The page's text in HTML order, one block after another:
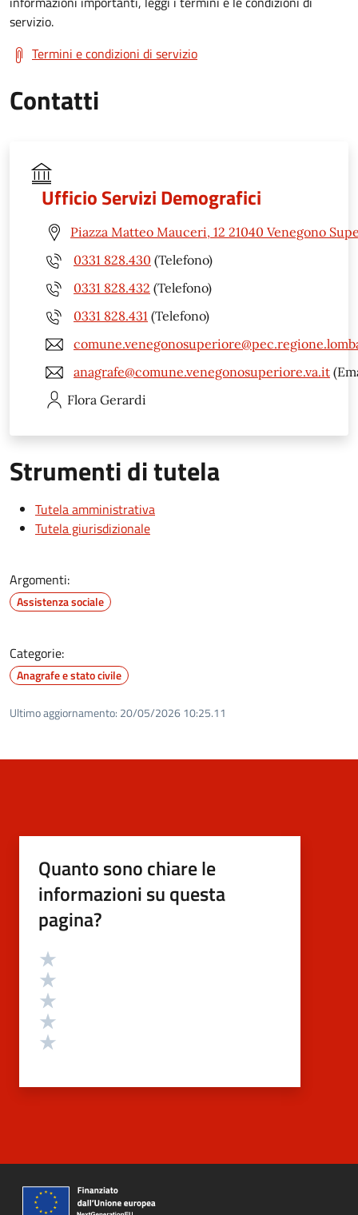
servizio.
Termini e condizioni di servizio
Contatti
Ufficio Servizi Demografici
Piazza Matteo Mauceri, 12 21040 Venegono
0331 828.430 (Telefono)
0331 828.432 (Telefono)
0331 828.431 (Telefono)
anagrafe@comune.venegonosuperiore.va.it
Flora Gerardi
Strumenti di tutela
Tutela amministrativa
Tutela giurisdizionale
Argomenti:
Assistenza sociale
Categorie:
Anagrafe e stato civile
Ultimo aggiornamento: 20/05/2026 10:25.11
Quanto sono chiare le
informazioni su questa
pagina?
Valutazione